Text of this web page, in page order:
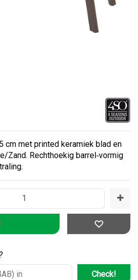
cm met printed keramiek blad en
Zand. Rechthoekig barrel‑vormig
Check!